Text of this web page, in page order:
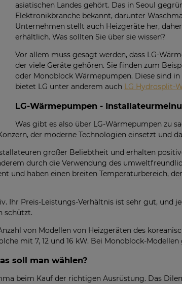
asiatischen Landes gehört. Das in Seoul
Elektronikbranche bekannt, darunter
Unternehmen stellt auch Heizgeräte her,
erhältlich. Was sollten Sie über sie wissen?
Vor allem muss gesagt werden, dass LG-
der viele Geräte gehören. Sie finden zum
oder Monoblock Wärmepumpen. Diese sind
bietet LG unter anderem auch LG Hydrosplit-
LG-Wärmepumpen -
Was gibt es also über LG-Wärmepumpen zu
der moderne Technologien einsetzt und
großer Beliebtheit und erhalten
durch die Verwendung des
und haben einen breiten Temperaturbereich,
Ihr Preis-Leistungs-Verhältnis ist sehr gut, und
schützt.
von Modellen von Heizgeräten des
mit 7, 12 und 16 kW. Bei Monoblock-
soll man wählen?
beim Kauf der richtigen Ausrüstung. Das